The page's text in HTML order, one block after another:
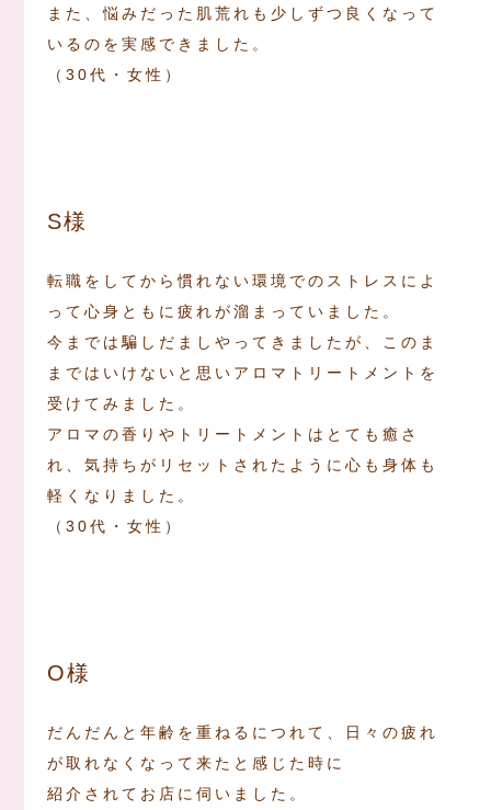
また、悩みだった肌荒れも少しずつ良くなって
いるのを実感できました。
（30代・女性）
S様
転職をしてから慣れない環境でのストレスによ
って心身ともに疲れが溜まっていました。
今までは騙しだましやってきましたが、このま
まではいけないと思いアロマトリートメントを
受けてみました。
アロマの香りやトリートメントはとても癒さ
れ、気持ちがリセットされたように心も身体も
軽くなりました。
（30代・女性）
O様
だんだんと年齢を重ねるにつれて、日々の疲れ
が取れなくなって来たと感じた時に
紹介されてお店に伺いました。